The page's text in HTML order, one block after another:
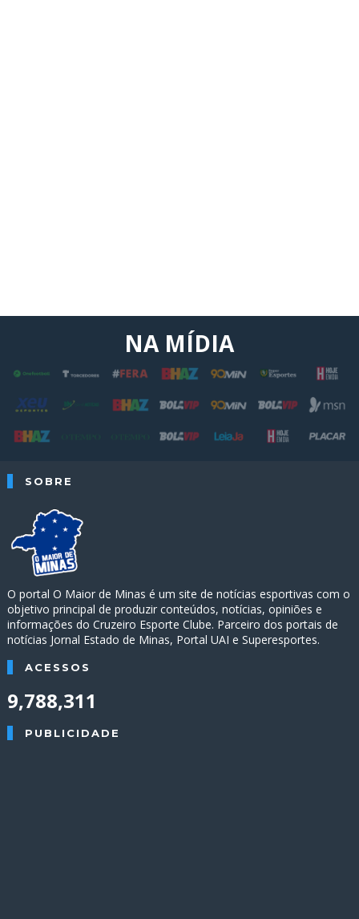
NA MÍDIA
SOBRE
O portal O Maior de Minas é um site de notícias esportivas com o
objetivo principal de produzir conteúdos, notícias, opiniões e
informações do Cruzeiro Esporte Clube. Parceiro dos portais de
notícias Jornal Estado de Minas, Portal UAI e Superesportes.
ACESSOS
9,788,311
PUBLICIDADE